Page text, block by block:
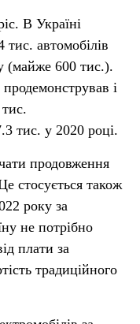
В Україні
автомобілів
(майже 600 тис.).
і
тис. у 2020 році.
продовження
стосується також
року за
не потрібно
плати за
традиційного